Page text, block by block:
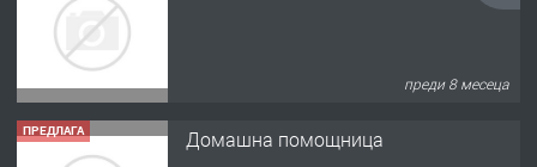
преди 8 месеца
ПРЕДЛАГА Домашна помощница